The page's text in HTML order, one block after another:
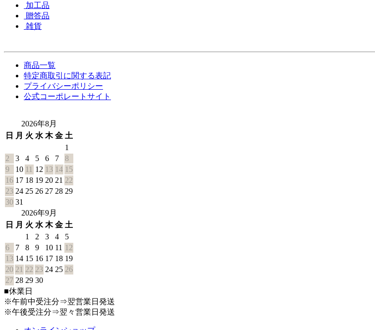
加工品
贈答品
雑貨
商品一覧
特定商取引に関する表記
プライバシーポリシー
公式コーポレートサイト
2026年8月
日
月 火 水 木 金 土
1
2
3 4 5 6 7
8
9
10 11 12 13 14 15
16 17 18 19 20 21 22
23 24 25 26 27 28 29
30 31
2026年9月
日
月 火 水 木 金 土
1
2 3 4
5
6
7 8 9 10 11 12
13 14 15 16 17 18 19
20 21 22 23 24 25 26
27 28 29 30
■休業日
※午前中受注分⇒翌営業日発送
※午後受注分⇒翌々営業日発送